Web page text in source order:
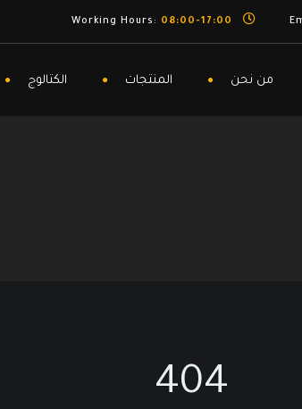
08:00-17:00
من نحن المنتجات الكتالوج
404